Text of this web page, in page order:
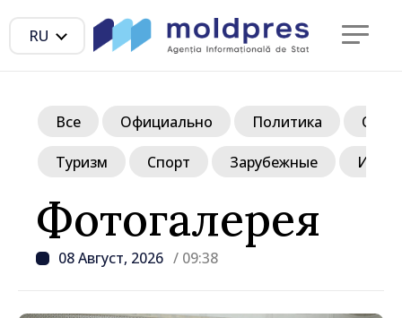
RU
Фотогалерея
08 Август, 2026 / 09:38
Все Официально Политика
Туризм Спорт Зарубежные